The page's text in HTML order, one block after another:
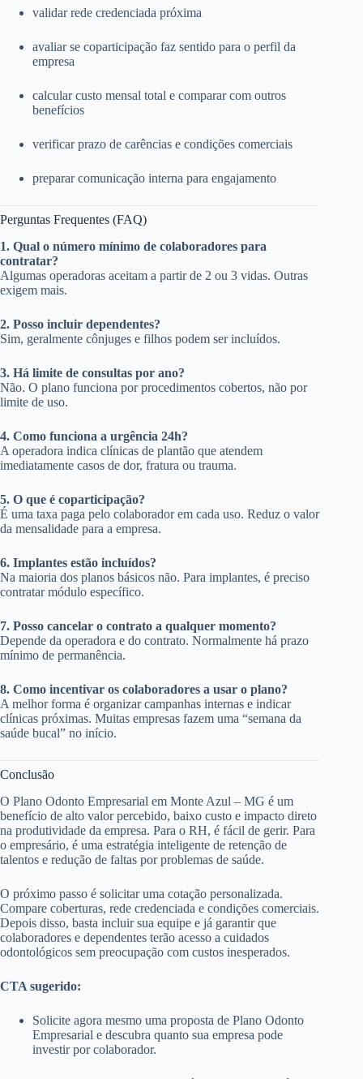
validar rede credenciada próxima
avaliar se coparticipação faz sentido para o perfil da
empresa
calcular custo mensal total e comparar com outros
benefícios
verificar prazo de carências e condições comerciais
preparar comunicação interna para engajamento
Perguntas Frequentes (FAQ)
1. Qual o número mínimo de colaboradores para
contratar?
Algumas operadoras aceitam a partir de 2 ou 3 vidas. Outras
exigem mais.
2. Posso incluir dependentes?
Sim, geralmente cônjuges e filhos podem ser incluídos.
3. Há limite de consultas por ano?
Não. O plano funciona por procedimentos cobertos, não por
limite de uso.
4. Como funciona a urgência 24h?
A operadora indica clínicas de plantão que atendem
imediatamente casos de dor, fratura ou trauma.
5. O que é coparticipação?
É uma taxa paga pelo colaborador em cada uso. Reduz o valor
da mensalidade para a empresa.
6. Implantes estão incluídos?
Na maioria dos planos básicos não. Para implantes, é preciso
contratar módulo específico.
7. Posso cancelar o contrato a qualquer momento?
Depende da operadora e do contrato. Normalmente há prazo
mínimo de permanência.
8. Como incentivar os colaboradores a usar o plano?
A melhor forma é organizar campanhas internas e indicar
clínicas próximas. Muitas empresas fazem uma “semana da
saúde bucal” no início.
Conclusão
O Plano Odonto Empresarial em Monte Azul – MG é um
benefício de alto valor percebido, baixo custo e impacto direto
na produtividade da empresa. Para o RH, é fácil de gerir. Para
o empresário, é uma estratégia inteligente de retenção de
talentos e redução de faltas por problemas de saúde.
O próximo passo é solicitar uma cotação personalizada.
Compare coberturas, rede credenciada e condições comerciais.
Depois disso, basta incluir sua equipe e já garantir que
colaboradores e dependentes terão acesso a cuidados
odontológicos sem preocupação com custos inesperados.
CTA sugerido:
Solicite agora mesmo uma proposta de Plano Odonto
Empresarial e descubra quanto sua empresa pode
investir por colaborador.